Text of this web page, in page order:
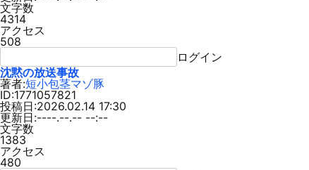
文字数
4314
アクセス
508
ログイン
沈黙の放送事故
著者:短小包茎マゾ豚
ID:1771057821
投稿日:2026.02.14 17:30
更新日:----.--.-- --:--
文字数
1383
アクセス
480